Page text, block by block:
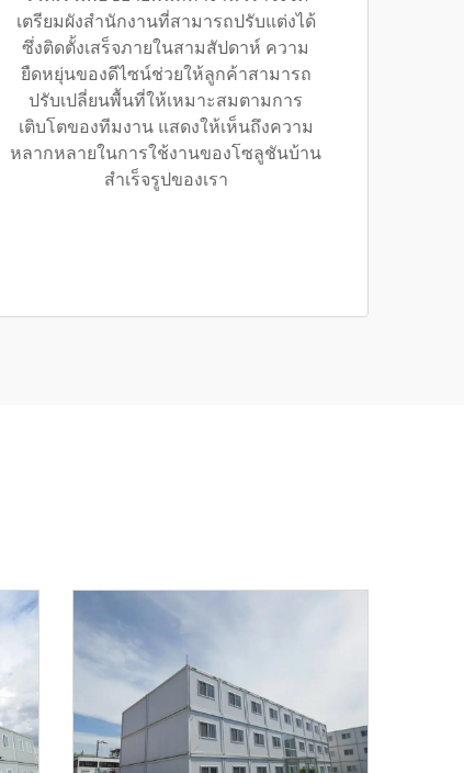
เตรียมผังสำนักงานที่สามารถปรับแต่งได้
ซึ่งติดตั้งเสร็จภายในสามสัปดาห์ ความ
ยืดหยุ่นของดีไซน์ช่วยให้ลูกค้าสามารถ
ปรับเปลี่ยนพื้นที่ให้เหมาะสมตามการ
เติบโตของทีมงาน แสดงให้เห็นถึงความ
หลากหลายในการใช้งานของโซลูชันบ้าน
สำเร็จรูปของเรา